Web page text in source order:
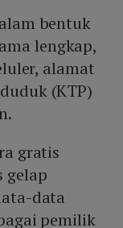
bentuk
lengkap,
alamat
(KTP)
gratis
gelap
data
pemilik